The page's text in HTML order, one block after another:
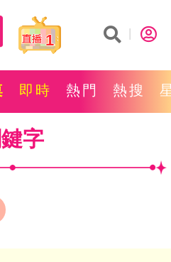
1
即時 熱門 熱搜
字